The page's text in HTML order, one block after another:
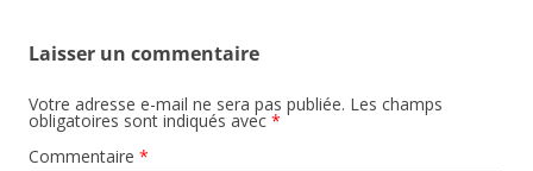
Laisser un commentaire
Votre adresse e-mail ne sera pas publiée. Les champs
obligatoires sont indiqués avec *
Commentaire *